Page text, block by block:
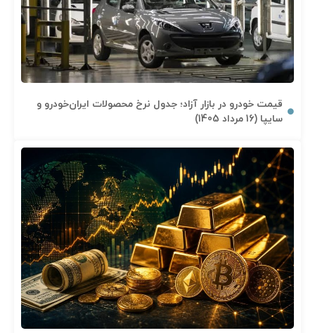
قیمت خودرو در بازار آزاد؛ جدول نرخ محصولات ایران‌خودرو و
سایپا (16 مرداد 1405)